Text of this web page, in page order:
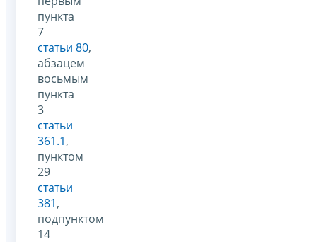
пункта
7
статьи 80,
абзацем
восьмым
пункта
3
статьи
361.1,
пунктом
29
статьи
381,
подпунктом
14